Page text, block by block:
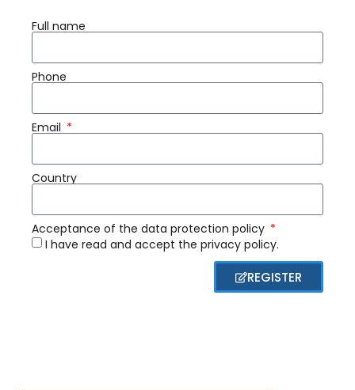
Full name
Phone
Email
Country
Acceptance of the data protection policy
I have read and accept the privacy policy.
REGISTER